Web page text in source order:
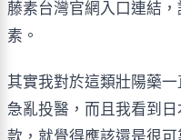
藤素台灣官網入口連結
素。
其實我對於這類壯陽藥
急亂投醫，而且我看到